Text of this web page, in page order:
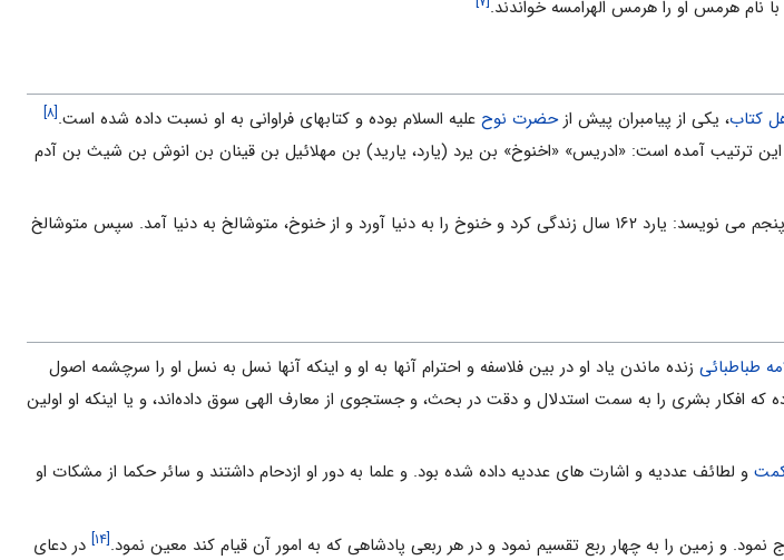
نام هرمس او را هرمس الهرامسه خواندند.
کتاب، یکى از پیامبران پیش ازحضرت نوح علیه السلام بوده و کتاب‏هاى فراوانى به او نسبت داده شده است.[۸]
این ترتیب آمده است: «ادریس» «اخنوخ» بن یرد (یارد، یارید) بن مهلائیل بن قینان بن انوش‏ بن شیث‏ بن آدم
سِفر تکوین باب پنجم مى نویسد: یارد ۱۶۲ سال زندگى کرد و خنوخ را به دنیا آورد و از خنوخ، متوشالخ به دنیا آمد. سپس متوشالخ
طباطبائی زنده ماندن یاد او در بین فلاسفه و احترام آنها به او و اینکه آنها نسل به نسل او را سرچشمه اصول
که افکار بشرى را به سمت استدلال و دقت در بحث، و جستجوى از معارف الهى سوق داده‌اند، و یا اینکه او اولین
و لطائف عددیه و اشارت های عددیه داده شده بود. و علما به دور او ازدحام داشتند و سائر حکما از مشکات او
نمود. و زمین را به چهار ربع تقسیم نمود و در هر ربعی پادشاهی که به امور آن قیام کند معین نمود.[۱۴]
در دعای